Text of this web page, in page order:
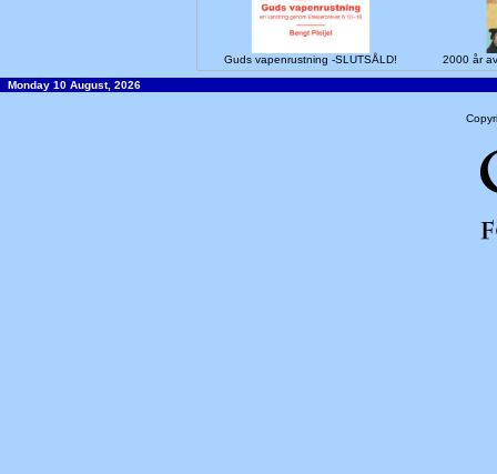
Guds vapenrustning -SLUTSÅLD! 2000 år
Monday 10 August, 2026